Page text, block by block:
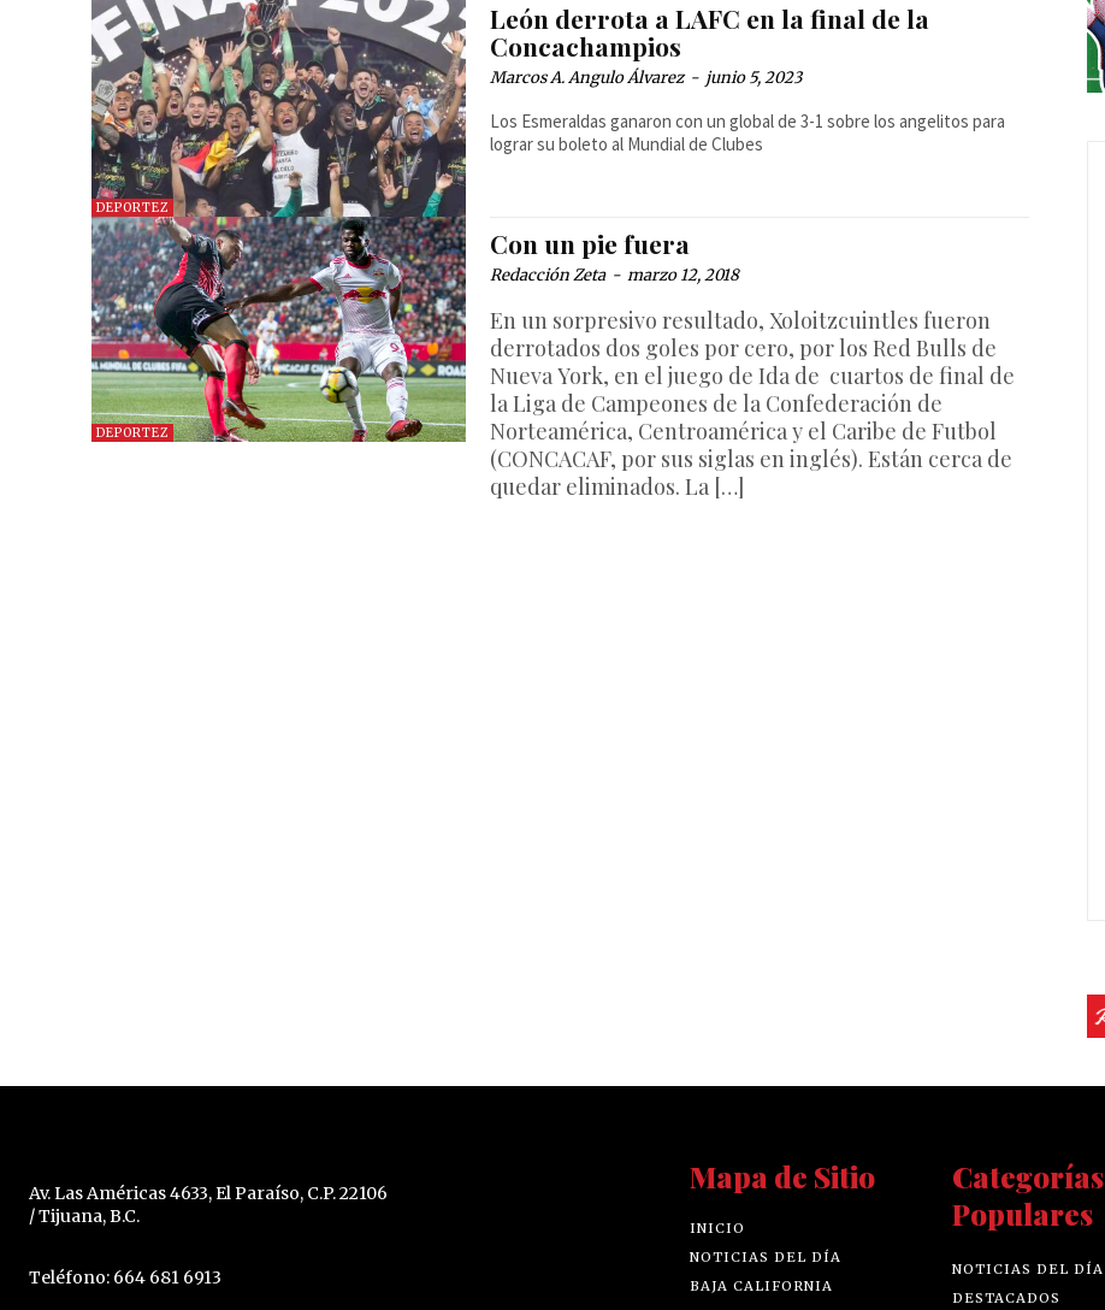
DEPORTEZ
León derrota a LAFC en la final de la
Concachampios
Marcos A. Angulo Álvarez - junio 5, 2023
Los Esmeraldas ganaron con un global de 3-1 sobre los angelitos para
lograr su boleto al Mundial de Clubes
DEPORTEZ
Con un pie fuera
Redacción Zeta - marzo 12, 2018
En un sorpresivo resultado, Xoloitzcuintles fueron
derrotados dos goles por cero, por los Red Bulls de
Nueva York, en el juego de Ida de cuartos de final de
la Liga de Campeones de la Confederación de
Norteamérica, Centroamérica y el Caribe de Futbol
(CONCACAF, por sus siglas en inglés). Están cerca de
quedar eliminados. La […]
Av. Las Américas 4633, El Paraíso, C.P. 22106
/ Tijuana, B.C.
Teléfono: 664 681 6913
Mapa de Sitio
INICIO
NOTICIAS DEL DÍA
BAJA CALIFORNIA
Categorías
Populares
NOTICIAS DEL DÍA
DESTACADOS